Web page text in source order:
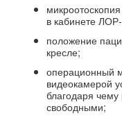
в кабинете
положение
кресле;
операционный
видеокамерой
благодаря
свободными;